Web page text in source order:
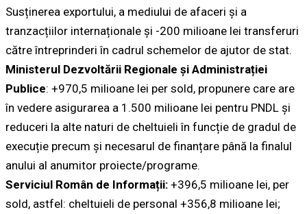
Susținerea exportului, a mediului de afaceri și a
tranzacțiilor internaționale și -200 milioane lei transferuri
către întreprinderi în cadrul schemelor de ajutor de stat.
Ministerul Dezvoltării Regionale și Administrației
Publice: +970,5 milioane lei per sold, propunere care are
în vedere asigurarea a 1.500 milioane lei pentru PNDL și
reduceri la alte naturi de cheltuieli în funcție de gradul de
execuție precum și necesarul de finanțare până la finalul
anului al anumitor proiecte/programe.
Serviciul Român de Informații: +396,5 milioane lei, per
sold, astfel: cheltuieli de personal +356,8 milioane lei;